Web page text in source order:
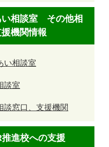
い相談室 その他相
機関情報
い相談室
談室
談窓口、支援機関
進校への支援